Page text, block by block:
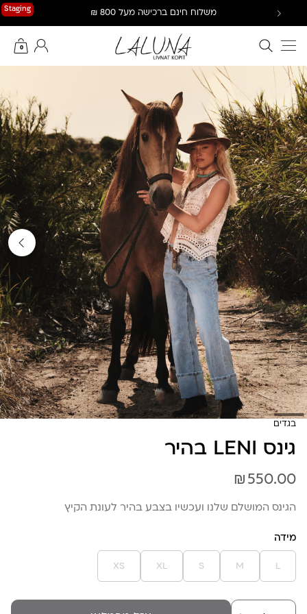
Staging משלוח חינם ברכישה מעל 800 ₪
חיפוש באתר
0
החשבון שלי
בגדים
גינס LENI בהיר
₪ 550.00
הגינס המושלם שלנו ועכשיו בצבע בהיר לעונת הקיץ
מידה
L
M
S
XL
XS
כמות